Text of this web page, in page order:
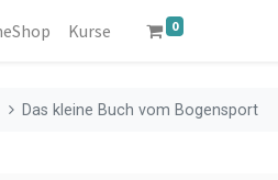
Kurse 0
Das kleine Buch vom Bogensport